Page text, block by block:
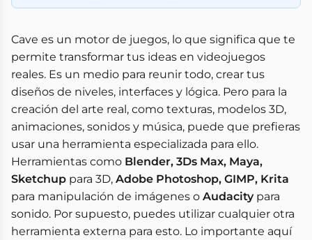
Cave es un motor de juegos, lo que significa que te
permite transformar tus ideas en videojuegos
reales. Es un medio para reunir todo, crear tus
diseños de niveles, interfaces y lógica. Pero para la
creación del arte real, como texturas, modelos 3D,
animaciones, sonidos y música, puede que prefieras
usar una herramienta especializada para ello.
Herramientas como Blender, 3Ds Max, Maya,
Sketchup para 3D, Adobe Photoshop, GIMP, Krita
para manipulación de imágenes o Audacitypara
sonido. Por supuesto, puedes utilizar cualquier otra
herramienta externa para esto. Lo importante aquí